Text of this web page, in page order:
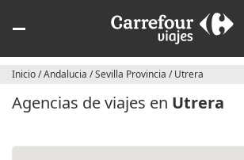
Inicio/Andalucia /Sevilla Provincia /Utrera
Agencias de viajes en Utrera